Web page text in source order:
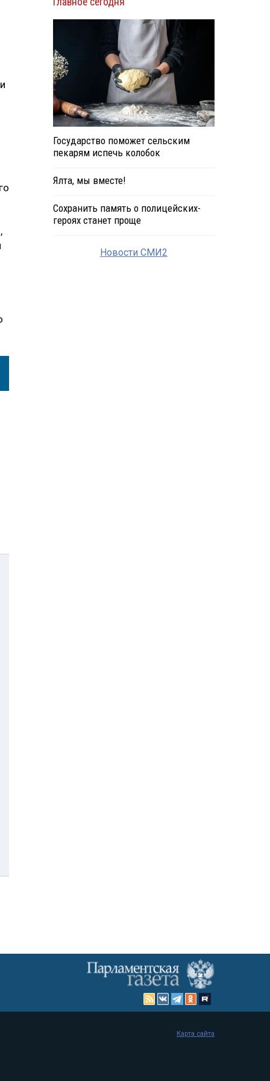
Государство поможет сельским
пекарям испечь колобок
Ялта, мы вместе!
Сохранить память о полицейских-
героях станет проще
Новости СМИ2
Карта сайта